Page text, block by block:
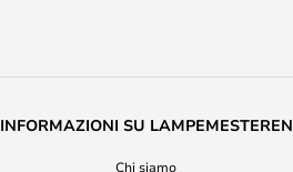
INFORMAZIONI SU LAMPEMESTEREN
Chi siamo